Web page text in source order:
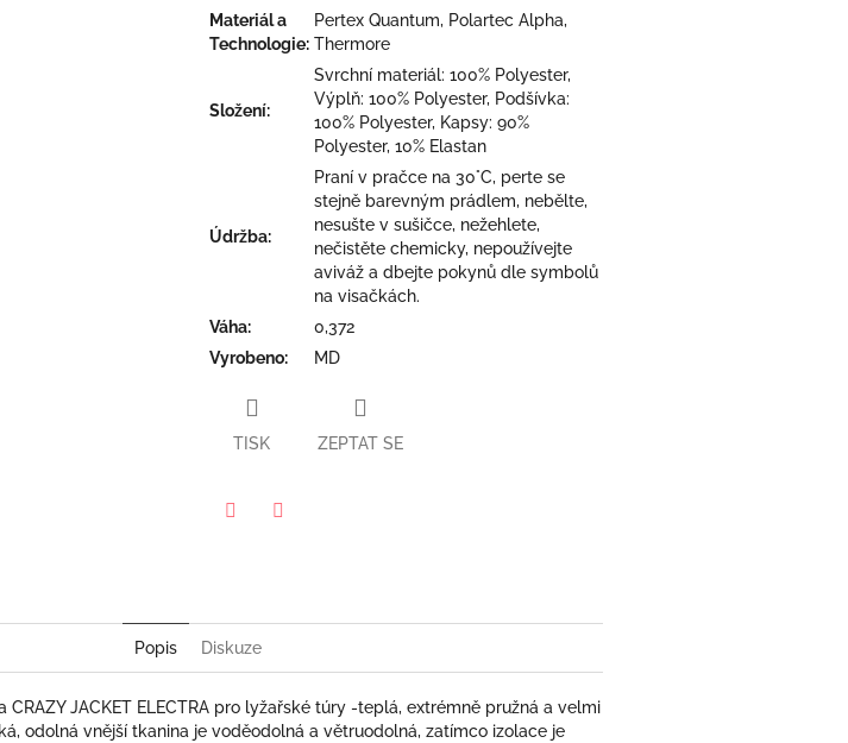
Materiál a
Technologie:
Pertex Quantum, Polartec Alpha,
Thermore
Složení:
Svrchní materiál: 100% Polyester,
Výplň: 100% Polyester, Podšívka:
100% Polyester, Kapsy: 90%
Polyester, 10% Elastan
Údržba:
Praní v pračce na 30°C, perte se
stejně barevným prádlem, nebělte,
nesušte v sušičce, nežehlete,
nečistěte chemicky, nepoužívejte
aviváž a dbejte pokynů dle symbolů
na visačkách.
Váha:
0,372
Vyrobeno: MD
TISK ZEPTAT SE
Popis Diskuze
JACKET ELECTRA pro lyžařské túry -teplá, extrémně pružná a velmi
odolná vnější tkanina je voděodolná a větruodolná, zatímco izolace je